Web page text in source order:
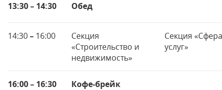
13:30 – 14:30 Обед
14:30– 16:00
Секция
«Строительство и
недвижимость»
Секция «Сфера
услуг»
16:00 – 16:30 Кофе-брейк